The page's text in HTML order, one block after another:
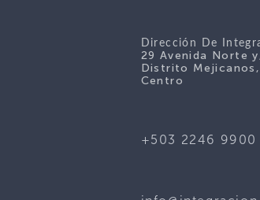
Dirección De
29 Avenida Norte
Distrito Mejicanos,
Centro
+503 2246 9900